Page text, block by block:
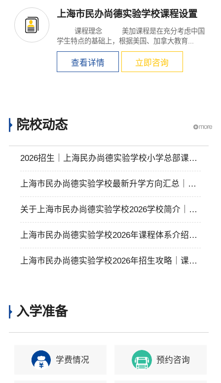
上海市民办尚德实验学校课程设置
课程理念 美加课程是在充分考虑中国
学生特点的基础上，根据美国、加拿大教育...
查看详情 立即咨询
院校动态
2026招生｜上海民办尚德实验学校小学总部课程
体系介绍！
上海市民办尚德实验学校最新升学方向汇总｜各
国录取offer均有多少？
关于上海市民办尚德实验学校2026学校简介｜幼
小初高十五年一贯制
上海市民办尚德实验学校2026年课程体系介绍｜I
B课程、A-Level课程、美高+AP课程、日高课程
上海市民办尚德实验学校2026年招生攻略｜课程
入学准备
学费情况 预约咨询